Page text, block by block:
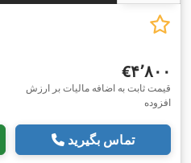
‎€۴٬۸۰۰
قیمت ثابت به اضافه مالیات بر ارزش
افزوده
تماس بگیرید